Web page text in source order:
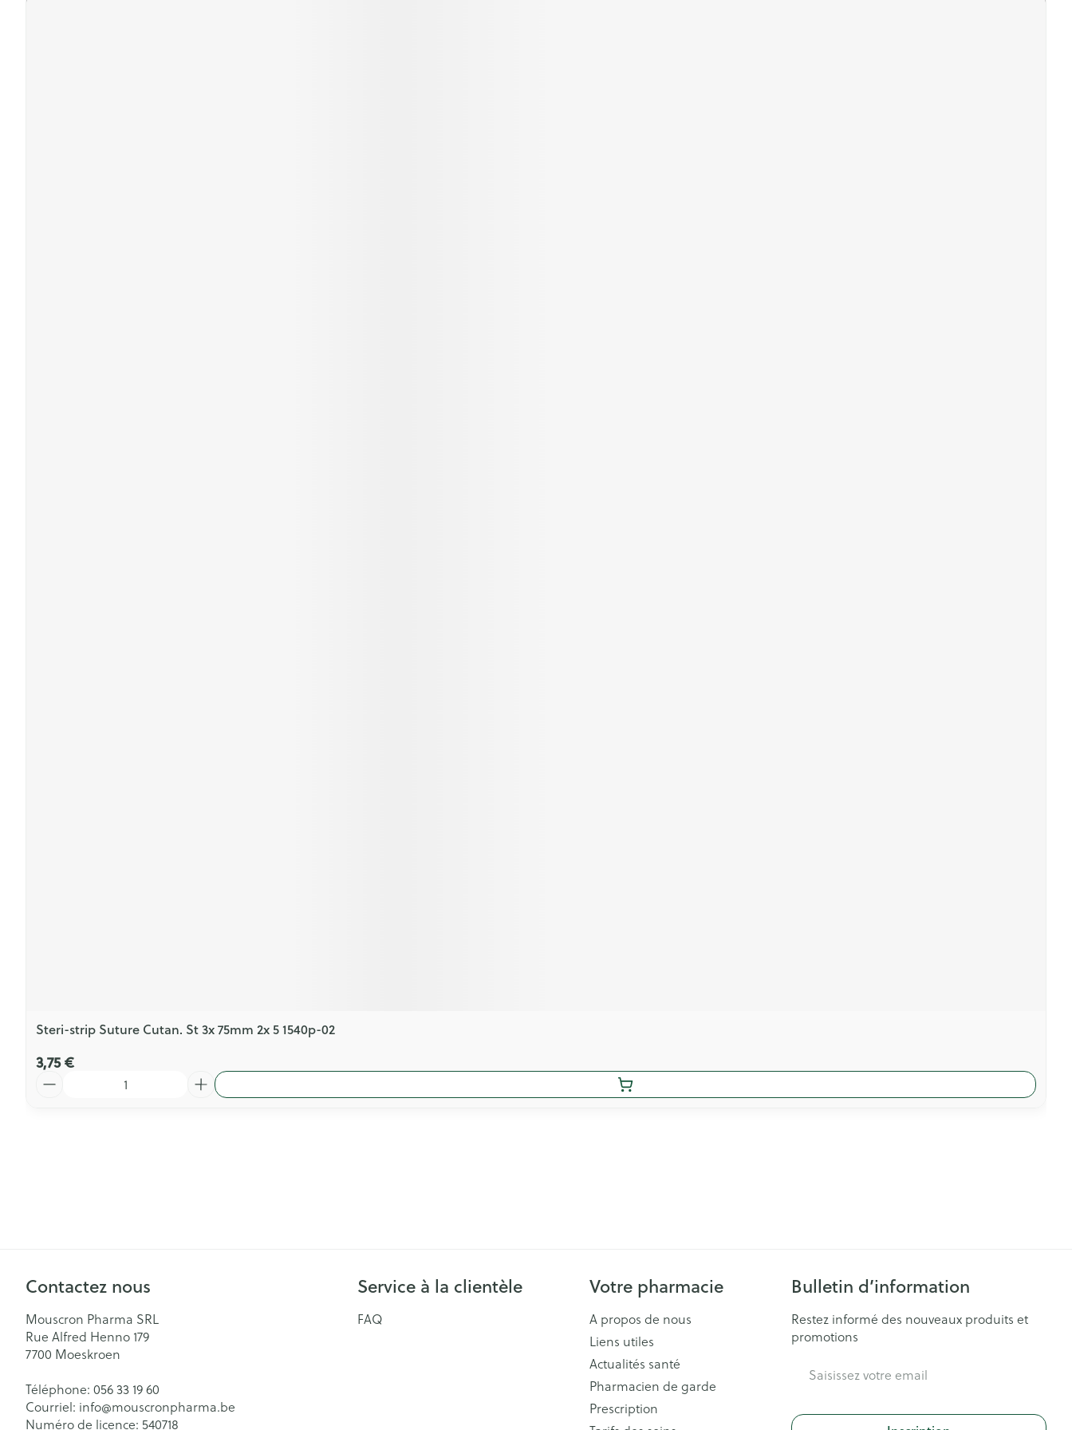
Steri-strip Suture Cutan. St 3x 75mm 2x 5 1540p-02
3,75 €
Contactez nous
Mouscron Pharma SRL
Rue Alfred Henno 179
7700 Moeskroen
Téléphone: 056 33 19 60
Courriel: info@mouscronpharma.be
Numéro de licence: 540718
Service à la clientèle
FAQ
Votre pharmacie
A propos de nous
Liens utiles
Actualités santé
Pharmacien de garde
Prescription
Bulletin d’information
Restez informé des nouveaux produits et
promotions